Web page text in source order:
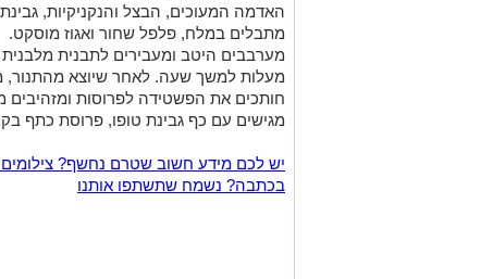
האדמה המעוכים, הבצל והנקניקיות,
מתבלים במלח, פלפל שחור ואגוז מוסקט.
מעלות למשך שעה. לאחר שיוצא מהתנור,
חותכים את הפשטידה לפרוסות
מגישים עם כף גבינת טופו, פרוסת כתף
יש לכם מידע חשוב שטרם נחשף?
בכתבה? נשמח שתשתפו אותנו